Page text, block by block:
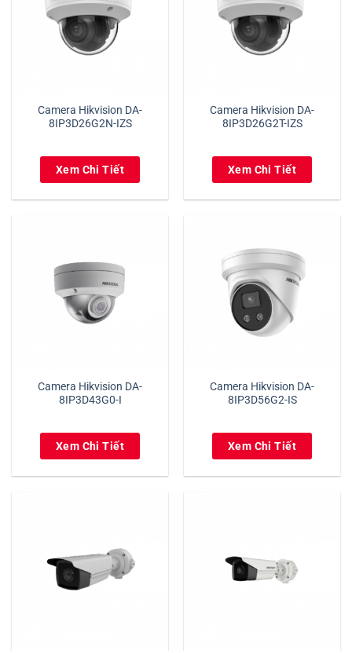
Camera Hikvision DA-
8IP3D26G2N-IZS
Xem Chi Tiết
Camera Hikvision DA-
8IP3D26G2T-IZS
Xem Chi Tiết
Camera Hikvision DA-
8IP3D43G0-I
Xem Chi Tiết
Camera Hikvision DA-
8IP3D56G2-IS
Xem Chi Tiết